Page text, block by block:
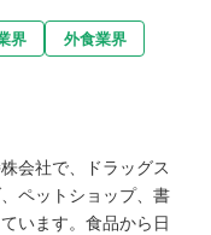
界
外食業界
会社で、ドラッグス
ペットショップ、書
います。食品から日